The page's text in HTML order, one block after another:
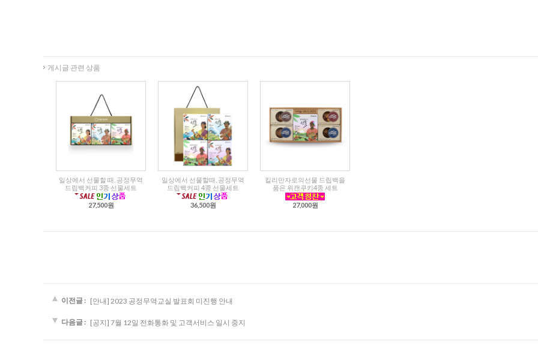
게시글 관련 상품
일상에서 선물할 때, 공정무역
드립백커피 3종 선물세트
27,500원
일상에서 선물할때, 공정무역
드립백커피 4종 선물세트
36,500원
킬리만자로의선물 드립백을
품은 위캔쿠키4종 세트
27,000원
이전글 : [안내] 2023 공정무역교실 발표회 미진행 안내
다음글 : [공지] 7월 12일 전화통화 및 고객서비스 일시 중지